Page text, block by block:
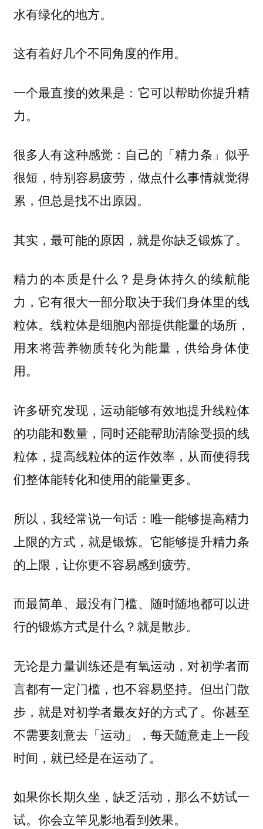
水有绿化的地方。
这有着好几个不同角度的作用。
一个最直接的效果是： 它可以帮助你提升精
力。
很多人有这种感觉：自己的「精力条」似乎
很短，特别容易疲劳，做点什么事情就觉得
累，但总是找不出原因。
其实，最可能的原因，就是你缺乏锻炼了。
精力的本质是什么？是身体持久的续航能
力，它有很大一部分取决于我们身体里的线
粒体。线粒体是细胞内部提供能量的场所，
用来将营养物质转化为能量，供给身体使
用。
许多研究发现，运动能够有效地提升线粒体
的功能和数量 ，同时还能帮助清除受损的线
粒体，提高线粒体的运作效率，从而使得我
们整体能转化和使用的能量更多。
所以，我经常说一句话： 唯一能够提高精力
上限的方式，就是锻炼。 它能够提升精力条
的上限，让你更不容易感到疲劳。
而最简单、最没有门槛、随时随地都可以进
行的锻炼方式是什么？就是散步。
无论是力量训练还是有氧运动，对初学者而
言都有一定门槛，也不容易坚持。但出门散
步，就是对初学者最友好的方式了。你甚至
不需要刻意去「运动」，每天随意走上一段
时间，就已经是在运动了。
如果你长期久坐，缺乏活动，那么不妨试一
试。你会立竿见影地看到效果。